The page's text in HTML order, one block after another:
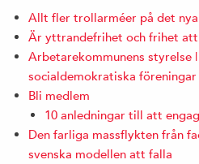
Allt fler trollarméer på det
Är yttrandefrihet och frihet att
Arbetarekommunens styrelse
socialdemokratiska föreningar
Bli medlem
10 anledningar till att
Den farliga massflykten från
svenska modellen att falla